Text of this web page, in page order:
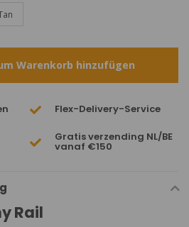
Warenkorb hinzufügen
Flex-Delivery-Service
Gratis verzending NL/BE
vanaf €150
Rail